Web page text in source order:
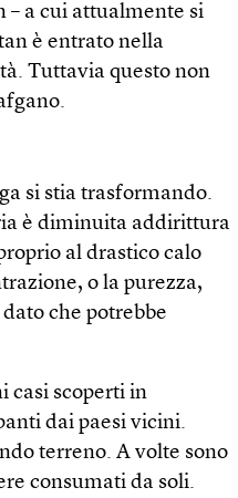
– a cui attualmente si
è entrato nella
Tuttavia questo non
si stia trasformando.
è diminuita addirittura
al drastico calo
o la purezza,
che potrebbe
casi scoperti in
dai paesi vicini.
terreno. A volte sono
consumati da soli.